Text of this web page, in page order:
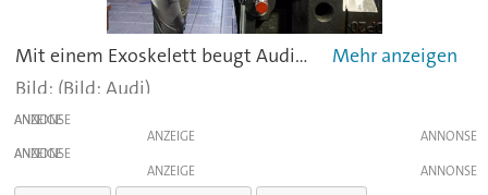
Mit einem Exoskelett beugt Audi Rückenschmerzen am Arbeitsplatz vor. Das ergonomische Hilfsmittel unterstützt Mitarbeiter in Produktion und Logistik beim Heben und Tragen von schwerem Material. Am Audi-Standort Neckarsulm wird das Exokelett unter anderem beim Polieren einer Matrize in der Werkzeugwartung eingesetzt. -
(Bild: Audi)
ANZEIGE
ANZEIGE
ANZEIGE
ANZEIGE